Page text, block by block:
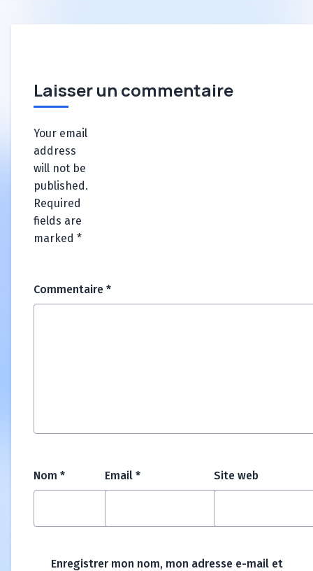
Laisser un commentaire
Your email
address
will not be
published.
Required
fields are
marked *
Commentaire *
Nom * Email * Site web
Enregistrer mon nom, mon adresse e-mail et